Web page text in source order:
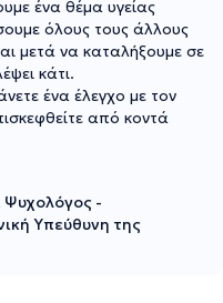
ένα θέμα υγείας
όλους τους άλλους
μετά να καταλήξουμε σε
κάτι.
ένα έλεγχο με τον
από κοντά
Ψυχολόγος -
Υπεύθυνη της